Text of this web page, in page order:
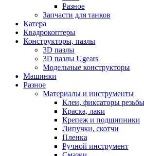
Разное
Запчасти для танков
Катера
Квадрокоптеры
Конструкторы, пазлы
3D пазлы
3D пазлы Ugears
Модельные конструкторы
Машинки
Разное
Материалы и инструменты
Клеи, фиксаторы
Краска, лаки
Крепеж и подшипники
Липучки, скотчи
Пленка
Ручной инструмент